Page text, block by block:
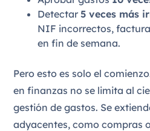
Detectar5 veces más
NIF incorrectos,
en fin de semana.
Pero esto es solo el
en finanzas no se limita al
gestión de gastos. Se
adyacentes, como compras